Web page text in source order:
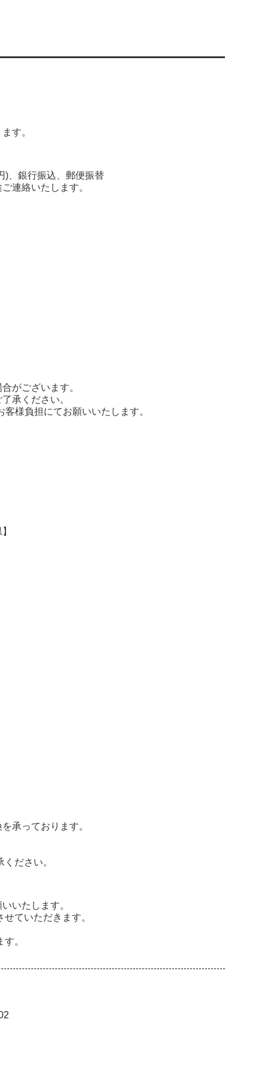
す。
)、銀行振込、郵便振替
連絡いたします。
がございます。
承ください。
様負担にてお願いいたします。
承っております。
ださい。
いたします。
ていただきます。
。